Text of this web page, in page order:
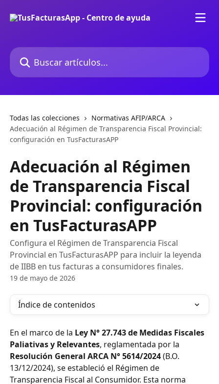
Buscar artículos...
Todas las colecciones
Normativas AFIP/ARCA
Adecuación al Régimen de Transparencia Fiscal Provincial:
configuración en TusFacturasAPP
Adecuación al Régimen
de Transparencia Fiscal
Provincial: configuración
en TusFacturasAPP
Configura el Régimen de Transparencia Fiscal
Provincial en TusFacturasAPP para incluir la leyenda
de IIBB en tus facturas a consumidores finales.
19 de mayo de 2026
Índice de contenidos
En el marco de la Ley N° 27.743 de Medidas Fiscales
Paliativas y Relevantes, reglamentada por la
Resolución General ARCA N° 5614/2024 (B.O.
13/12/2024), se estableció el Régimen de
Transparencia Fiscal al Consumidor. Esta norma